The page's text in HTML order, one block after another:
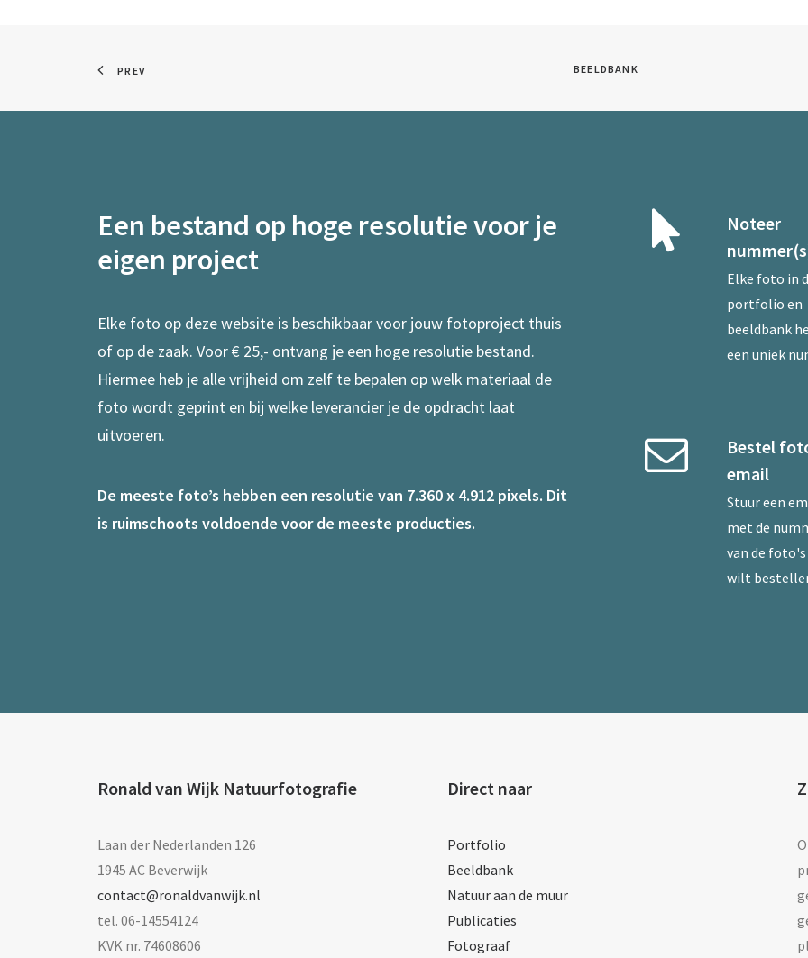
PREV BEELDBANK
Een bestand op hoge resolutie voor je
eigen project
Elke foto op deze website is beschikbaar voor jouw fotoproject thuis
of op de zaak. Voor € 25,- ontvang je een hoge resolutie bestand.
Hiermee heb je alle vrijheid om zelf te bepalen op welk materiaal de
foto wordt geprint en bij welke leverancier je de opdracht laat
uitvoeren.
De meeste foto’s hebben een resolutie van 7.360 x 4.912 pixels. Dit
is ruimschoots voldoende voor de meeste producties.
Noteer
Elke foto in
portfolio en
beeldbank
een uniek
Bestel
email
Stuur een
met de
van de foto's
wilt
Ronald van Wijk Natuurfotografie
Laan der Nederlanden 126
1945 AC Beverwijk
contact@ronaldvanwijk.nl
tel. 06-14554124
KVK nr. 74608606
Direct naar
Portfolio
Beeldbank
Natuur aan de muur
Publicaties
Fotograaf